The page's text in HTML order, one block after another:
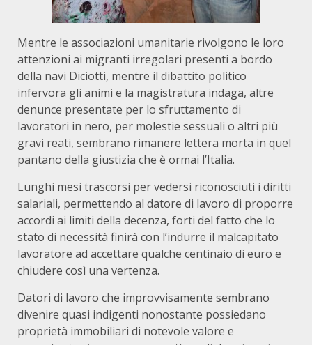
Mentre le associazioni umanitarie rivolgono le loro
attenzioni ai migranti irregolari presenti a bordo
della navi Diciotti, mentre il dibattito politico
infervora gli animi e la magistratura indaga, altre
denunce presentate per lo sfruttamento di
lavoratori in nero, per molestie sessuali o altri più
gravi reati, sembrano rimanere lettera morta in quel
pantano della giustizia che è ormai l’Italia.
Lunghi mesi trascorsi per vedersi riconosciuti i diritti
salariali, permettendo al datore di lavoro di proporre
accordi ai limiti della decenza, forti del fatto che lo
stato di necessità finirà con l’indurre il malcapitato
lavoratore ad accettare qualche centinaio di euro e
chiudere così una vertenza.
Datori di lavoro che improvvisamente sembrano
divenire quasi indigenti nonostante possiedano
proprietà immobiliari di notevole valore e